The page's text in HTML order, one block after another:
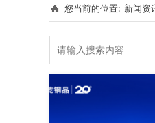
您当前的位置: 新闻资